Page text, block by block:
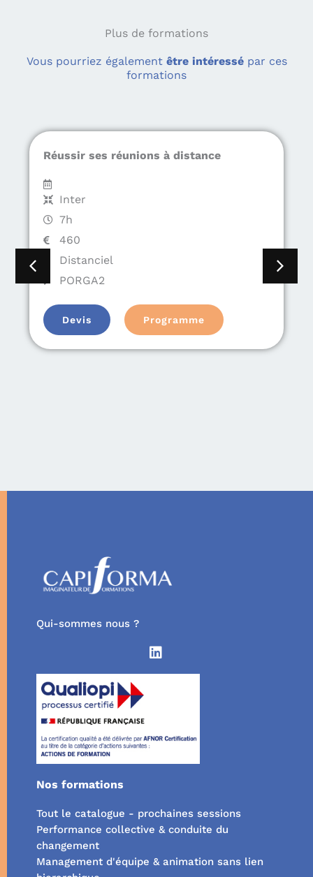
Plus de formations
Vous pourriez également être intéressé par ces
formations
Réussir ses réunions à distance
Inter
7h
460
Distanciel
PORGA2
Devis Programme
Qui-sommes nous ?
Nos formations
Tout le catalogue - prochaines sessions
Performance collective & conduite du
changement
Management d'équipe & animation sans lien